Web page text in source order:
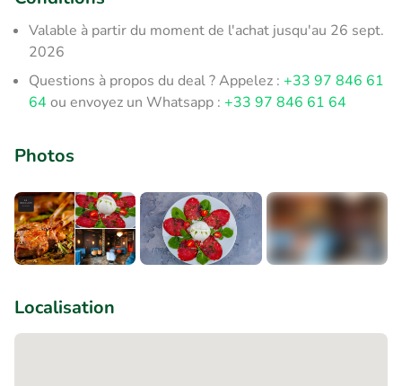
Valable à partir du moment de l'achat jusqu'au 26 sept.
2026
Questions à propos du deal ? Appelez : +33 97 846 61
64 ou envoyez un Whatsapp : +33 97 846 61 64
Photos
Localisation